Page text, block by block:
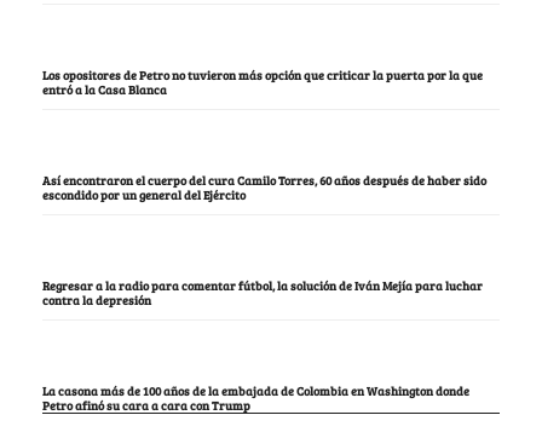
Los opositores de Petro no tuvieron más opción que criticar la puerta por la que
entró a la Casa Blanca
Así encontraron el cuerpo del cura Camilo Torres, 60 años después de haber sido
escondido por un general del Ejército
Regresar a la radio para comentar fútbol, la solución de Iván Mejía para luchar
contra la depresión
La casona más de 100 años de la embajada de Colombia en Washington donde
Petro afinó su cara a cara con Trump